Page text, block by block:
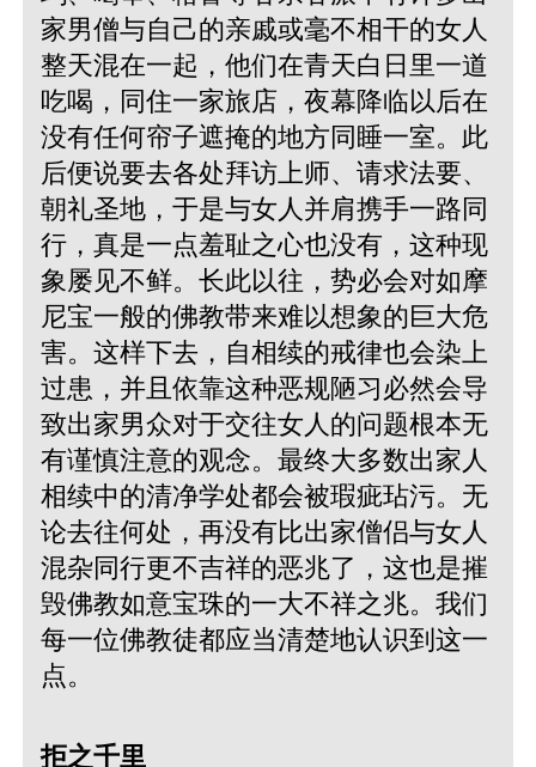
家男僧与自己的亲戚或毫不相干的女人
整天混在一起，他们在青天白日里一道
吃喝，同住一家旅店，夜幕降临以后在
没有任何帘子遮掩的地方同睡一室。此
后便说要去各处拜访上师、请求法要、
朝礼圣地，于是与女人并肩携手一路同
行，真是一点羞耻之心也没有，这种现
象屡见不鲜。长此以往，势必会对如摩
尼宝一般的佛教带来难以想象的巨大危
害。这样下去，自相续的戒律也会染上
过患，并且依靠这种恶规陋习必然会导
致出家男众对于交往女人的问题根本无
有谨慎注意的观念。最终大多数出家人
相续中的清净学处都会被瑕疵玷污。无
论去往何处，再没有比出家僧侣与女人
混杂同行更不吉祥的恶兆了，这也是摧
毁佛教如意宝珠的一大不祥之兆。我们
每一位佛教徒都应当清楚地认识到这一
点。
拒之千里